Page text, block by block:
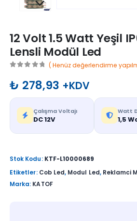
12 Volt 1.5 Watt Yeşil
Lensli Modül Led
( Henüz değerlendirme
₺ 278,93 +KDV
Çalışma Voltajı
DC 12V
Watt
1,5
Stok Kodu: KTF-L10000689
Etiketler: Cob Led, Modul Led, Reklamci
Marka: KATOF